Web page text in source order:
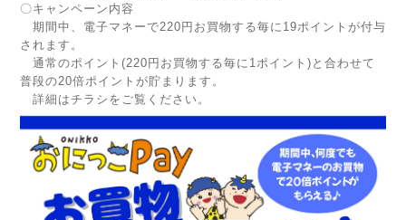
〇キャンペーン内容
期間中、電子マネーで220円お買物する毎に19ポイントが付与
されます。
通常のポイント(220円お買物する毎に1ポイント)と合わせて
普段の20倍ポイントが貯まります。
詳細はチラシをご覧ください。